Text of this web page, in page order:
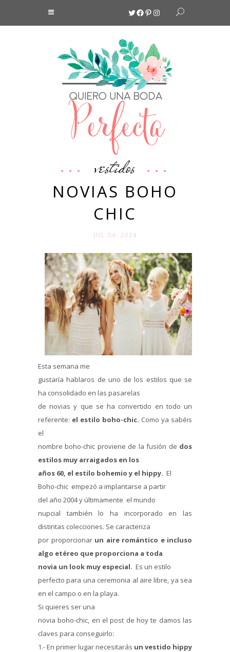
Twitter
Facebook
Pinterest
Instagram
vestidos
NOVIAS BOHO
CHIC
JUL 04. 2014
Esta semana me
gustaría hablaros de uno de los estilos que se
ha consolidado en las pasarelas
de novias y que se ha convertido en todo un
referente: el estilo boho-chic. Como ya sabéis
el
nombre boho-chic proviene de la fusión de dos
estilos muy arraigados en los
años 60, el estilo bohemio y el hippy. El
Boho-chic empezó a implantarse a partir
del año 2004 y últimamente el mundo
nupcial también lo ha incorporado en las
distintas colecciones. Se caracteriza
por proporcionar un aire romántico e incluso
algo etéreo que proporciona a toda
novia un look muy especial. Es un estilo
perfecto para una ceremonia al aire libre, ya sea
en el campo o en la playa.
Si quieres ser una
novia boho-chic, en el post de hoy te damos las
claves para conseguirlo:
1.- En primer lugar necesitarás un vestido hippy